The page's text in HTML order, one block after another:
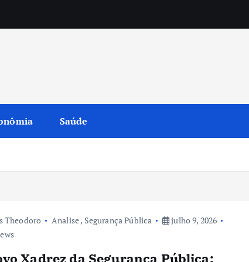
Saúde
Theodoro Analise, Segurança Pública
julho 9, 2026
Xadrez da Segurança Pública: